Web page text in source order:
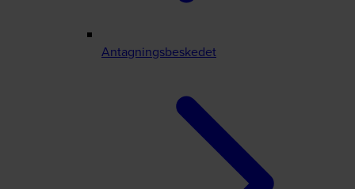
Antagningsbeskedet